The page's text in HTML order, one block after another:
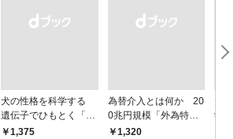
犬の性格を科学する
遺伝子でひもとく「最
良の友」の進化
￥1,375
為替介入とは何か 20
0兆円規模「外為特
会」が生まれた謎
￥1,320
学